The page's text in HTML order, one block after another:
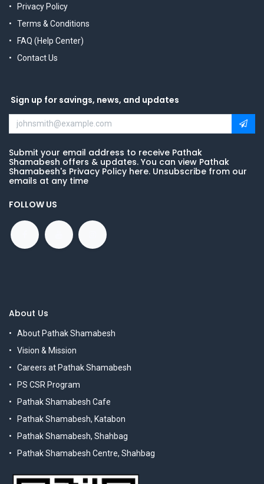
Privacy Policy
Terms & Conditions
FAQ (Help Center)
Contact Us
Sign up for savings, news, and updates
Submit your email address to receive Pathak
Shamabesh offers & updates. You can view Pathak
Shamabesh's Privacy Policy here. Unsubscribe from our
emails at any time
FOLLOW US
About Us
About Pathak Shamabesh
Vision & Mission
Careers at Pathak Shamabesh
PS CSR Program
Pathak Shamabesh Cafe
Pathak Shamabesh, Katabon
Pathak Shamabesh, Shahbag
Pathak Shamabesh Centre, Shahbag